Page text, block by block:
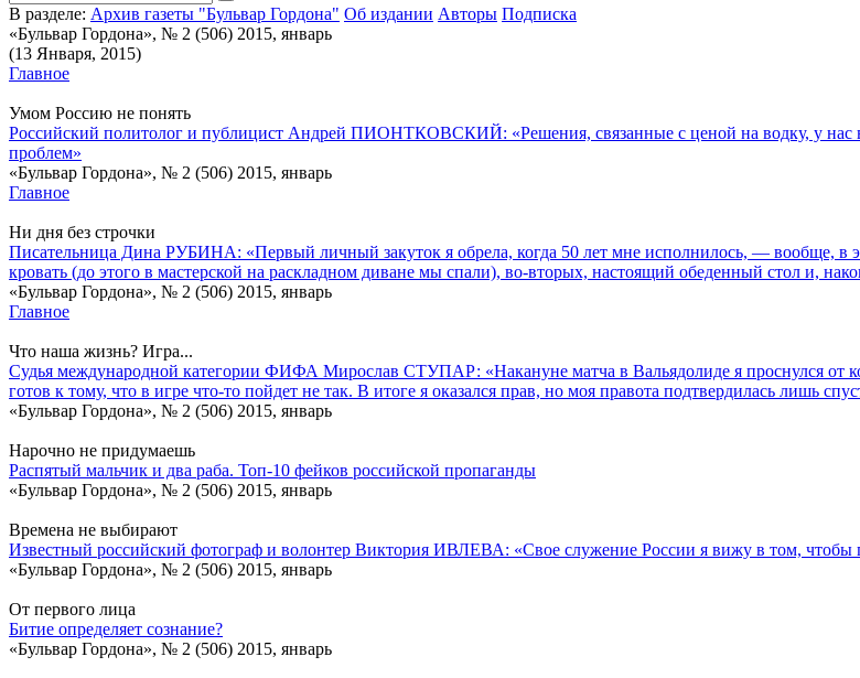
В разделе: Архив газеты "Бульвар Гордона" Об издании Авторы Подписка
«Бульвар Гордона», № 2 (506) 2015, январь
(13 Января, 2015)
Главное
Умом Россию не понять
Российский политолог и публицист Андрей ПИОНТКОВСКИЙ: «Решения, связанные с ценой на водку, у нас
проблем»
«Бульвар Гордона», № 2 (506) 2015, январь
Главное
Ни дня без строчки
Писательница Дина РУБИНА: «Первый личный закуток я обрела, когда 50 лет мне исполнилось, — вообще, в
кровать (до этого в мастерской на раскладном диване мы спали), во-вторых, настоящий обеденный стол и,
«Бульвар Гордона», № 2 (506) 2015, январь
Главное
Что наша жизнь? Игра...
Судья международной категории ФИФА Мирослав СТУПАР: «Накануне матча в Вальядолиде я проснулся от
готов к тому, что в игре что-то пойдет не так. В итоге я оказался прав, но моя правота подтвердилась лишь
«Бульвар Гордона», № 2 (506) 2015, январь
Нарочно не придумаешь
Распятый мальчик и два раба. Топ-10 фейков российской пропаганды
«Бульвар Гордона», № 2 (506) 2015, январь
Времена не выбирают
Известный российский фотограф и волонтер Виктория ИВЛЕВА: «Свое служение России я вижу в том, чтобы
«Бульвар Гордона», № 2 (506) 2015, январь
От первого лица
Битие определяет сознание?
«Бульвар Гордона», № 2 (506) 2015, январь